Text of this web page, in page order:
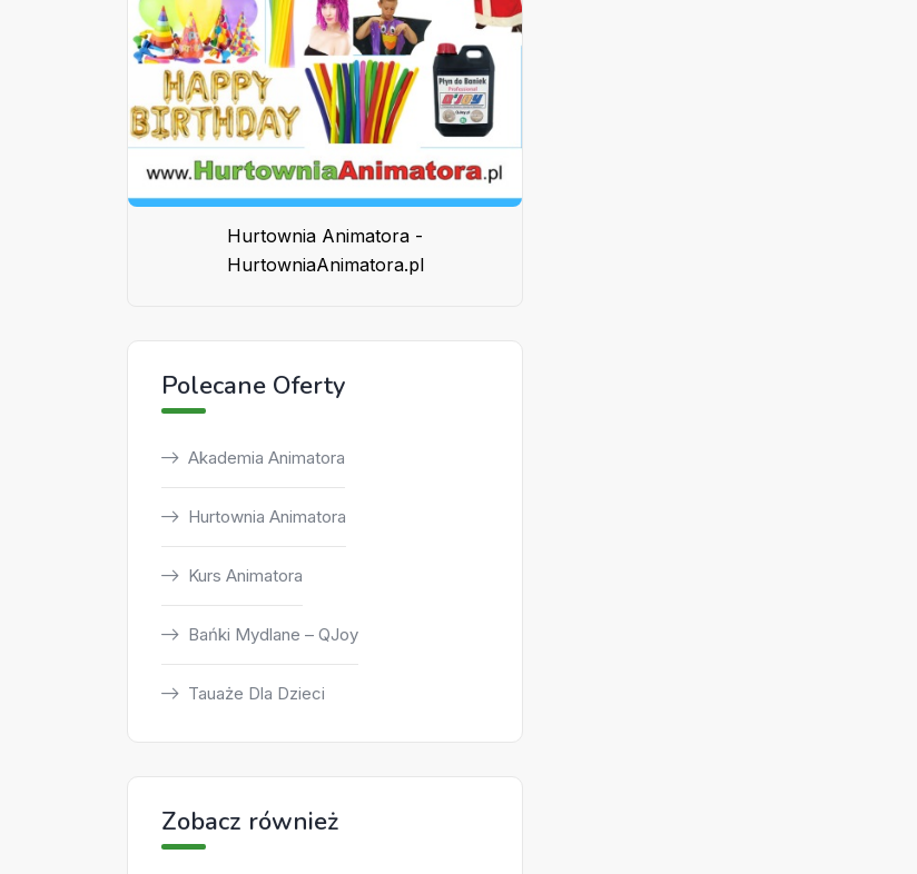
Hurtownia Animatora -
HurtowniaAnimatora.pl
Polecane Oferty
Akademia Animatora
Hurtownia Animatora
Kurs Animatora
Bańki Mydlane – QJoy
Tauaże Dla Dzieci
Zobacz również